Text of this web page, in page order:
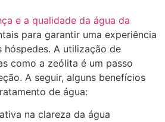
e a qualidade da água da
para garantir uma experiência
hóspedes. A utilização de
como a zeólita é um passo
A seguir, alguns benefícios
de água:
na clareza da água